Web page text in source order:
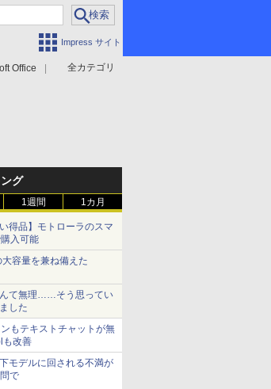
Impress サイト
全カテゴリ
Office
グ
1週間 1カ月
得品】モトローラのスマ
入可能
容量を兼ね備えた
んて無理……そう思ってい
した
もテキストチャットが無
も改善
モデルに回される不満が
で